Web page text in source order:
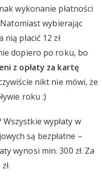
wykonanie płatności
Natomiast wybierając
płacić 12 zł
dopiero po roku, bo
z opłaty za kartę
nikt nie mówi, że
roku :)
wypłaty w
są bezpłatne –
wynosi min. 300 zł. Za